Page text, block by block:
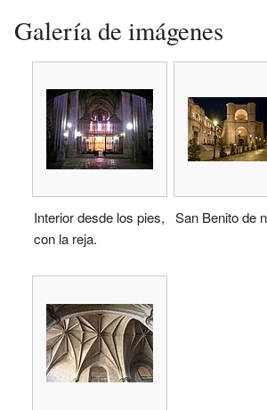
Galería de imágenes
Interior desde los pies,
con la reja.
San Benito de